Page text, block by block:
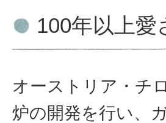
100年以上
オーストリア・チ
炉の開発を行い、